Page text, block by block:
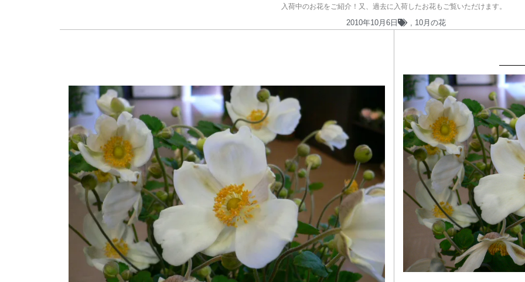
入荷中のお花をご紹介！又、過去に入荷したお花もご覧いただけます。
2010年10月6日 10月の花